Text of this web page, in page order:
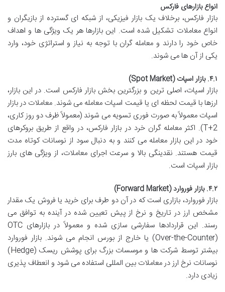
انواع بازارهای فارکس
بازار فارکس، برخلاف یک بازار فیزیکی، از شبکه ای گسترده از بازیگران و
انواع معاملات تشکیل شده است. این بازارها هر یک ویژگی ها و اهداف
خاص خود را دارند و معامله گران با توجه به نیاز و استراتژی خود، وارد
یکی از آن ها می شوند.
۴.۱. بازار اسپات (Spot Market)
بازار اسپات، اصلی ترین و بزرگترین بخش بازار فارکس است. در این بازار،
ارزها با قیمت لحظه ای یا قیمت اسپات معامله می شوند. معاملات در بازار
اسپات معمولاً به صورت فوری تسویه می شوند (معمولاً ظرف دو روز کاری،
T+2). اکثر معامله گران خرد در بازار فارکس، در واقع از طریق بروکرهای
خود در این بازار معامله می کنند و به دنبال سود از نوسانات کوتاه مدت
قیمت هستند. نقدینگی بالا و سرعت اجرای معاملات، از ویژگی های بارز
بازار اسپات است.
۴.۲. بازار فوروارد (Forward Market)
بازار فوروارد، بازاری است که در آن دو طرف برای خرید یا فروش یک مقدار
مشخص ارز در تاریخ و نرخ از پیش تعیین شده در آینده به توافق می
رسند. این قراردادها سفارشی سازی شده و معمولاً در بازارهای OTC
(Over-the-Counter) یا خارج از بورس انجام می شوند. بازار فوروارد
بیشتر توسط شرکت ها و موسسات بزرگ برای پوشش ریسک (Hedge)
نوسانات نرخ ارز در معاملات بین المللی استفاده می شود و انعطاف پذیری
زیادی دارد.